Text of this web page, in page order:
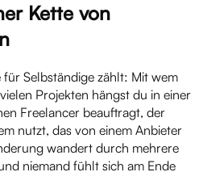
Kette von
Selbständige zählt: Mit wem
Projekten hängst du in einer
Freelancer beauftragt, der
nutzt, das von einem Anbieter
wandert durch mehrere
niemand fühlt sich am Ende